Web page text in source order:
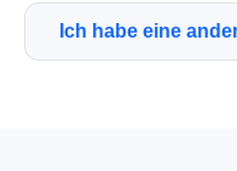
Ich habe eine